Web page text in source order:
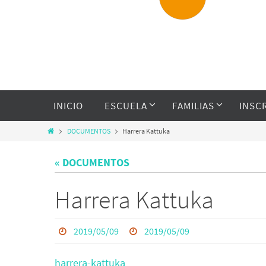
INICIO ESCUELA FAMILIAS
DOCUMENTOS Harrera Kattuka
« DOCUMENTOS
Harrera Kattuka
2019/05/09 2019/05/09
harrera-kattuka